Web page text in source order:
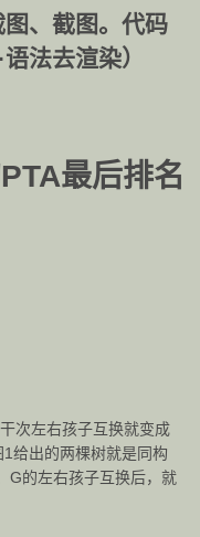
、截图。代码
法去渲染）
最后排名
次左右孩子互换就变成
给出的两棵树就是同构
G的左右孩子互换后，就